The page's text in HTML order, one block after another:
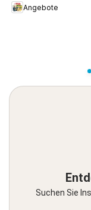
Angebote
Suchen Sie